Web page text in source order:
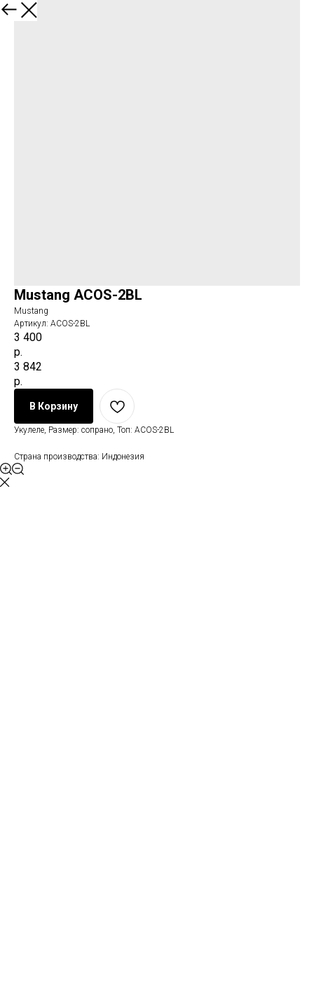
Закрыть
Mustang ACOS-2BL
Mustang
Артикул: ACOS-2BL
3 400
р.
3 842
р.
В Корзину
Укулеле, Размер: сопрано, Топ: ACOS-2BL
Страна производства: Индонезия